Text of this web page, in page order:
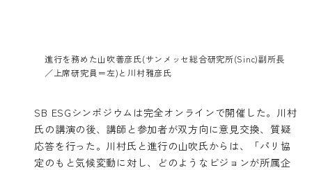
進行を務めた山吹善彦氏(サンメッセ総合研究所(Sinc)副所長
／上席研究員＝左)と川村雅彦氏
SB ESGシンポジウムは完全オンラインで開催した。川村
氏の講演の後、講師と参加者が双方向に意見交換、質疑
応答を行った。川村氏と進行の山吹氏からは、「パリ協
定のもと気候変動に対し、どのようなビジョンが所属企